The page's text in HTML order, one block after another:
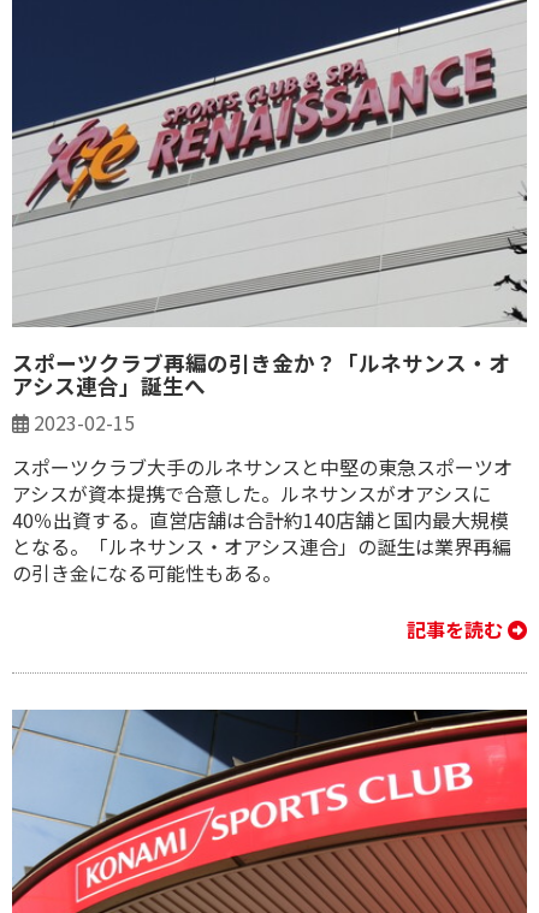
スポーツクラブ再編の引き金か？「ルネサンス・オ
アシス連合」誕生へ
2023-02-15
スポーツクラブ大手のルネサンスと中堅の東急スポーツオ
アシスが資本提携で合意した。ルネサンスがオアシスに
40％出資する。直営店舗は合計約140店舗と国内最大規模
となる。「ルネサンス・オアシス連合」の誕生は業界再編
の引き金になる可能性もある。
記事を読む